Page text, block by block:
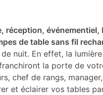
de table sans fil
nuit. En effet, la lumière
la porte de
chef de rangs,
et éclairer vos tables